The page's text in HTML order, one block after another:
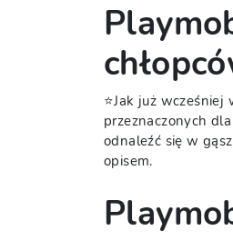
⭐Jak już
przeznaczonych
odnaleźć się w
opisem.